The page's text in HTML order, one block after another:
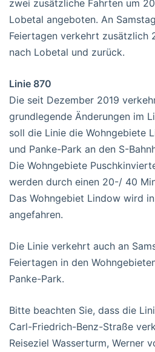
zwei zusätzliche Fahrten um
Lobetal angeboten. An
Feiertagen verkehrt zusätzlich
nach Lobetal und zurück.
Linie 870
Die seit Dezember 2019
grundlegende Änderungen im
soll die Linie die Wohngebiete
und Panke-Park an den S-
Die Wohngebiete
werden durch einen 20-/ 40
Das Wohngebiet Lindow wird
angefahren.
Die Linie verkehrt auch an
Feiertagen in den
Panke-Park.
Bitte beachten Sie, dass die
Carl-Friedrich-Benz-Straße
Reiseziel Wasserturm, Werner